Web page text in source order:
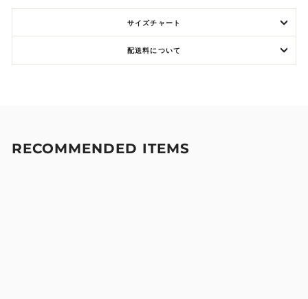
サイズチャート
配送料について
RECOMMENDED ITEMS